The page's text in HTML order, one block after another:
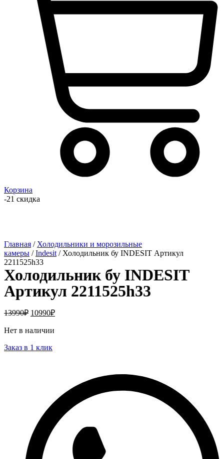
Корзина
-21 скидка
Главная / Холодильники и морозильные
камеры /Indesit / Холодильник бу INDESIT Артикул
2211525h33
Холодильник бу INDESIT
Артикул 2211525h33
13990₽ 10990₽
Нет в наличии
Заказ в 1 клик